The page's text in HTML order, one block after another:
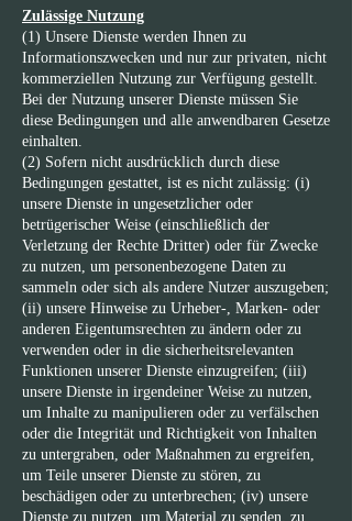
Zulässige Nutzung
(1) Unsere Dienste werden Ihnen zu
Informationszwecken und nur zur privaten, nicht
kommerziellen Nutzung zur Verfügung gestellt.
Bei der Nutzung unserer Dienste müssen Sie
diese Bedingungen und alle anwendbaren Gesetze
einhalten.
(2) Sofern nicht ausdrücklich durch diese
Bedingungen gestattet, ist es nicht zulässig: (i)
unsere Dienste in ungesetzlicher oder
betrügerischer Weise (einschließlich der
Verletzung der Rechte Dritter) oder für Zwecke
zu nutzen, um personenbezogene Daten zu
sammeln oder sich als andere Nutzer auszugeben;
(ii) unsere Hinweise zu Urheber-, Marken- oder
anderen Eigentumsrechten zu ändern oder zu
verwenden oder in die sicherheitsrelevanten
Funktionen unserer Dienste einzugreifen; (iii)
unsere Dienste in irgendeiner Weise zu nutzen,
um Inhalte zu manipulieren oder zu verfälschen
oder die Integrität und Richtigkeit von Inhalten
zu untergraben, oder Maßnahmen zu ergreifen,
um Teile unserer Dienste zu stören, zu
beschädigen oder zu unterbrechen; (iv) unsere
Dienste zu nutzen, um Material zu senden, zu